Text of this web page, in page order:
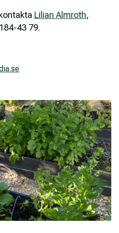
Lilian Almroth,
43 79.